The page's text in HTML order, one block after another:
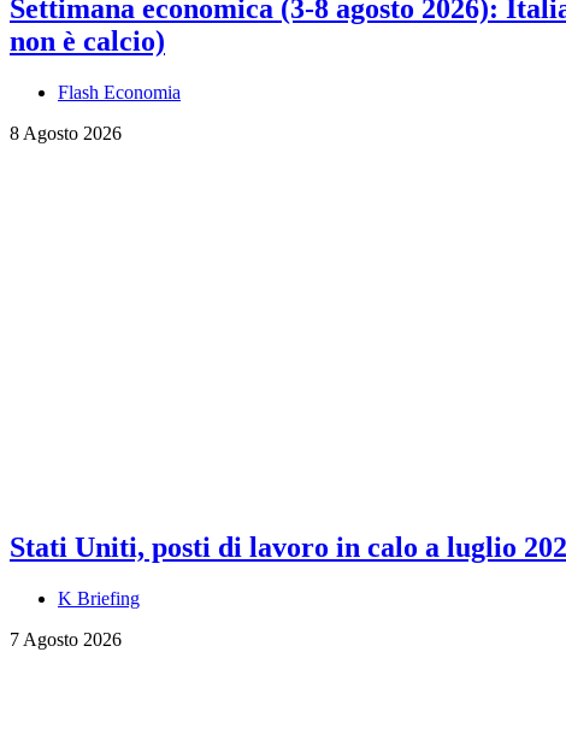
Settimana economica (3-8 agosto 2026):
non è calcio)
Flash Economia
8 Agosto 2026
Stati Uniti, posti di lavoro in calo a luglio
K Briefing
7 Agosto 2026